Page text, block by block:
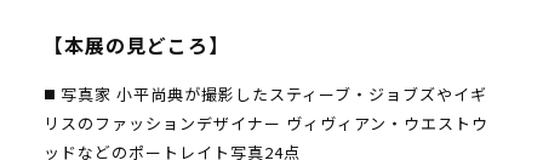
【本展の見どころ】
◼️ 写真家 小平尚典が撮影したスティーブ・ジョブズやイギ
リスのファッションデザイナー ヴィヴィアン・ウエストウ
ッドなどのポートレイト写真24点